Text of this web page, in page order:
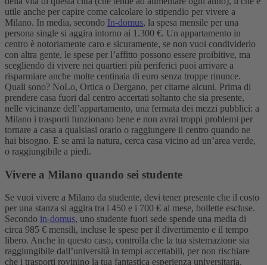
utile anche per capire come calcolare lo stipendio per vivere a
Milano. In media, secondo In-domus, la spesa mensile per una
persona single si aggira intorno ai 1.300 €. Un appartamento in
centro è notoriamente caro e sicuramente, se non vuoi condividerlo
con altra gente, le spese per l’affitto possono essere proibitive, ma
scegliendo di vivere nei quartieri più periferici puoi arrivare a
risparmiare anche molte centinaia di euro senza troppe rinunce.
Quali sono? NoLo, Ortica o Dergano, per citarne alcuni. Prima di
prendere casa fuori dal centro accertati soltanto che sia presente,
nelle vicinanze dell’appartamento, una fermata dei mezzi pubblici: a
Milano i trasporti funzionano bene e non avrai troppi problemi per
tornare a casa a qualsiasi orario o raggiungere il centro quando ne
hai bisogno. E se ami la natura, cerca casa vicino ad un’area verde,
o raggiungibile a piedi.
Vivere a Milano quando sei studente
Se vuoi vivere a Milano da studente, devi tener presente che il costo
per una stanza si aggira tra i 450 e i 700 € al mese, bollette escluse.
Secondo in-domus, uno studente fuori sede spende una media di
circa 985 € mensili, incluse le spese per il divertimento e il tempo
libero. Anche in questo caso, controlla che la tua sistemazione sia
raggiungibile dall’università in tempi accettabili, per non rischiare
che i trasporti rovinino la tua fantastica esperienza universitaria.